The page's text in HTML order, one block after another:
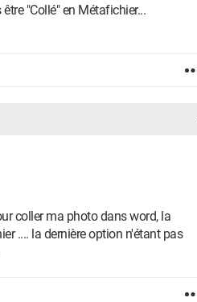
"Collé" en Métafichier...
coller ma photo dans word, la
.... la dernière option n'étant pas